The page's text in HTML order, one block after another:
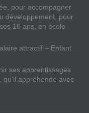
pour accompagner
développement, pour
10 ans, en école
attractif – Enfant
ses apprentissages
appréhende avec